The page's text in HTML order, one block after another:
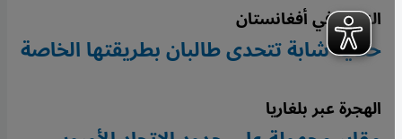
النساء في أفغانستان
حكاية شابة تتحدى طالبان بطريقتها الخاصة
الهجرة عبر بلغاريا